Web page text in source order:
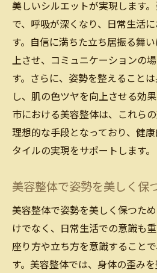
美しいシルエットが実現します
で、呼吸が深くなり、日常生活
す。自信に満ちた立ち居振る舞
上させ、コミュニケーションの
す。さらに、姿勢を整えること
し、肌の色ツヤを向上させる効
市における美容整体は、これら
理想的な手段となっており、健
タイルの実現をサポートします。
美容整体で姿勢を美しく保
美容整体で姿勢を美しく保つた
けでなく、日常生活での意識も
座り方や立ち方を意識すること
す。美容整体では、身体の歪み